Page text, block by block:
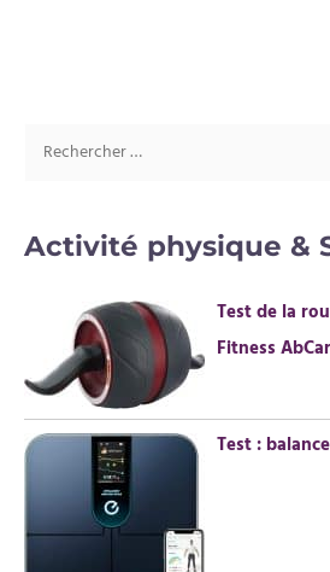
h
h
e
r
Activité physique &
Test de la
Fitness
Test :